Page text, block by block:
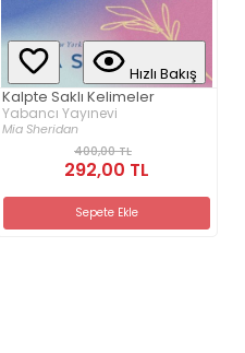
Hızlı Bakış
Kalpte Saklı Kelimeler
Yabancı Yayınevi
Mia Sheridan
400,00 TL
292,00 TL
Sepete Ekle